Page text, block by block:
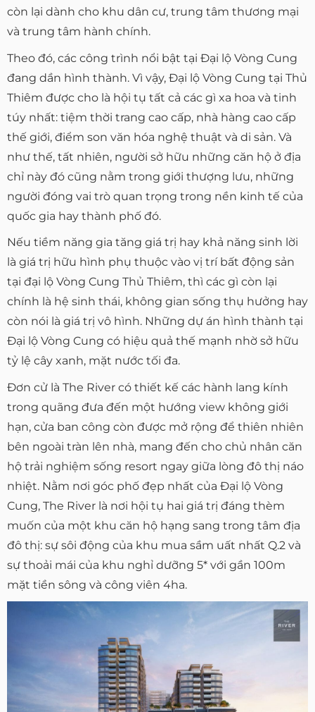
còn lại dành cho khu dân cư, trung tâm thương mại
và trung tâm hành chính.
Theo đó, các công trình nổi bật tại Đại lộ Vòng Cung
đang dần hình thành. Vì vậy, Đại lộ Vòng Cung tại Thủ
Thiêm được cho là hội tụ tất cả các gì xa hoa và tinh
túy nhất: tiệm thời trang cao cấp, nhà hàng cao cấp
thế giới, điểm son văn hóa nghệ thuật và di sản. Và
như thế, tất nhiên, người sở hữu những căn hộ ở địa
chỉ này đó cũng nằm trong giới thượng lưu, những
người đóng vai trò quan trọng trong nền kinh tế của
quốc gia hay thành phố đó.
Nếu tiềm năng gia tăng giá trị hay khả năng sinh lời
là giá trị hữu hình phụ thuộc vào vị trí bất động sản
tại đại lộ Vòng Cung Thủ Thiêm, thì các gì còn lại
chính là hệ sinh thái, không gian sống thụ hưởng hay
còn nói là giá trị vô hình. Những dự án hình thành tại
Đại lộ Vòng Cung có hiệu quả thế mạnh nhờ sở hữu
tỷ lệ cây xanh, mặt nước tối đa.
Đơn cử là The River có thiết kế các hành lang kính
trong quãng đưa đến một hướng view không giới
hạn, cửa ban công còn được mở rộng để thiên nhiên
bên ngoài tràn lên nhà, mang đến cho chủ nhân căn
hộ trải nghiệm sống resort ngay giữa lòng đô thị náo
nhiệt. Nằm nơi góc phố đẹp nhất của Đại lộ Vòng
Cung, The River là nơi hội tụ hai giá trị đáng thèm
muốn của một khu căn hộ hạng sang trong tâm địa
đô thị: sự sôi động của khu mua sầm uất nhất Q.2 và
sự thoải mái của khu nghỉ dưỡng 5* với gần 100m
mặt tiền sông và công viên 4ha.